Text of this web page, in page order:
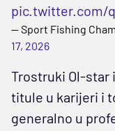
pic.twitter.com/
— Sport Fishing
17, 2026
Trostruki Ol-star
titule u karijeri i
generalno u